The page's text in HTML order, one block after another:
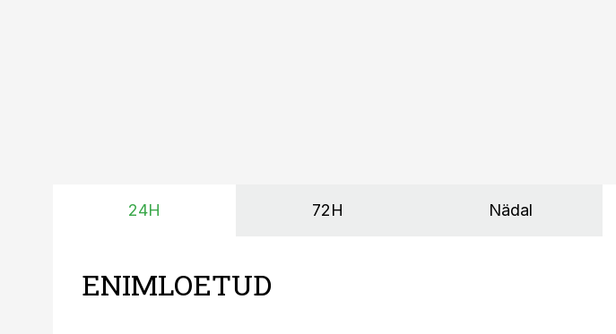
24H 72H Nädal
ENIMLOETUD